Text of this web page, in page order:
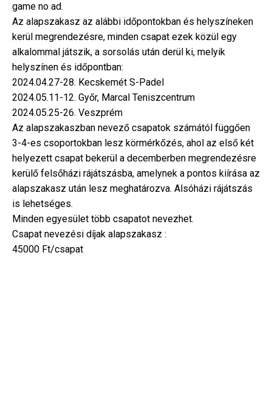
game no ad.
Az alapszakasz az alábbi időpontokban és helyszíneken
kerül megrendezésre, minden csapat ezek közül egy
alkalommal játszik, a sorsolás után derül ki, melyik
helyszínen és időpontban:
2024.04.27-28. Kecskemét S-Padel
2024.05.11-12. Győr, Marcal Teniszcentrum
2024.05.25-26. Veszprém
Az alapszakaszban nevező csapatok számától függően
3-4-es csoportokban lesz körmérkőzés, ahol az első két
helyezett csapat bekerül a decemberben megrendezésre
kerülő felsőházi rájátszásba, amelynek a pontos kiírása az
alapszakasz után lesz meghatározva. Alsóházi rájátszás
is lehetséges.
Minden egyesület több csapatot nevezhet.
Csapat nevezési díjak alapszakasz :
45000 Ft/csapat